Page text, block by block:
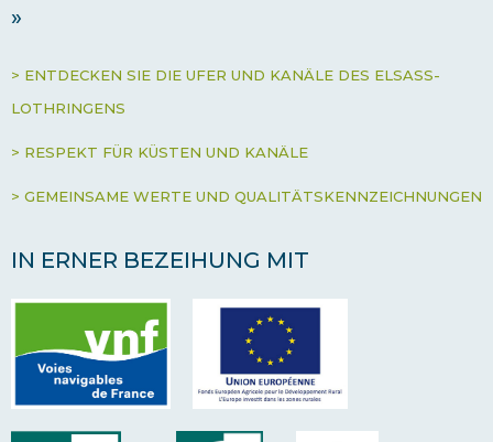
»
> ENTDECKEN SIE DIE UFER UND KANÄLE DES ELSASS-
LOTHRINGENS
> RESPEKT FÜR KÜSTEN UND KANÄLE
> GEMEINSAME WERTE UND QUALITÄTSKENNZEICHNUNGEN
IN ERNER BEZEIHUNG MIT